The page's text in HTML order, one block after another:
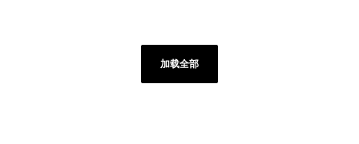
加载全部